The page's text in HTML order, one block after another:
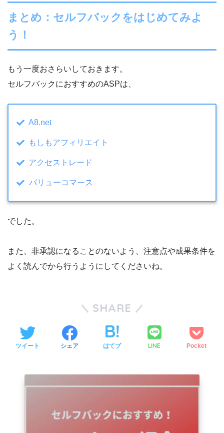
まとめ：セルフバックをはじめてみよ
う！
もう一度おさらいしておきます。
セルフバックにおすすめのASPは、
A8.net
もしもアフィリエイト
アクセストレード
バリューコマース
でした。
また、非承認になることのないよう、注意点や成果条件を
よく読んでから行うようにしてくださいね。
SHARE
ツイート シェア はてブ LINE Pocket